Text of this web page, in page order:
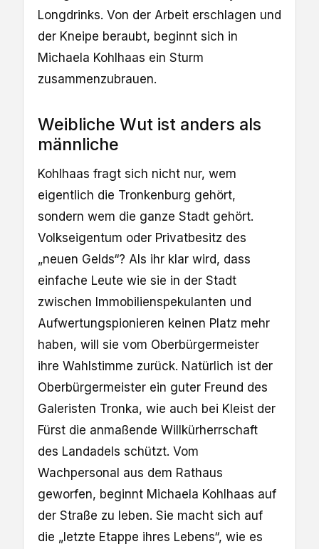
Longdrinks. Von der Arbeit erschlagen und
der Kneipe beraubt, beginnt sich in
Michaela Kohlhaas ein Sturm
zusammenzubrauen.
Weibliche Wut ist anders als
männliche
Kohlhaas fragt sich nicht nur, wem
eigentlich die Tronkenburg gehört,
sondern wem die ganze Stadt gehört.
Volkseigentum oder Privatbesitz des
„neuen Gelds“? Als ihr klar wird, dass
einfache Leute wie sie in der Stadt
zwischen Immobilienspekulanten und
Aufwertungspionieren keinen Platz mehr
haben, will sie vom Oberbürgermeister
ihre Wahlstimme zurück. Natürlich ist der
Oberbürgermeister ein guter Freund des
Galeristen Tronka, wie auch bei Kleist der
Fürst die anmaßende Willkürherrschaft
des Landadels schützt. Vom
Wachpersonal aus dem Rathaus
geworfen, beginnt Michaela Kohlhaas auf
der Straße zu leben. Sie macht sich auf
die „letzte Etappe ihres Lebens“, wie es